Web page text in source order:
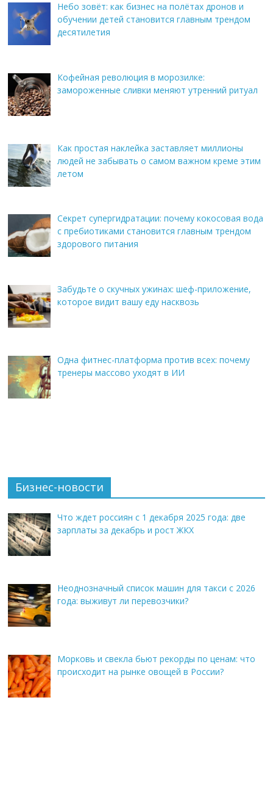
Небо зовёт: как бизнес на полётах дронов и
обучении детей становится главным трендом
десятилетия
Кофейная революция в морозилке:
замороженные сливки меняют утренний ритуал
Как простая наклейка заставляет миллионы
людей не забывать о самом важном креме этим
летом
Секрет супергидратации: почему кокосовая вода
с пребиотиками становится главным трендом
здорового питания
Забудьте о скучных ужинах: шеф-приложение,
которое видит вашу еду насквозь
Одна фитнес-платформа против всех: почему
тренеры массово уходят в ИИ
Бизнес-новости
Что ждет россиян с 1 декабря 2025 года: две
зарплаты за декабрь и рост ЖКХ
Неоднозначный список машин для такси с 2026
года: выживут ли перевозчики?
Морковь и свекла бьют рекорды по ценам: что
происходит на рынке овощей в России?